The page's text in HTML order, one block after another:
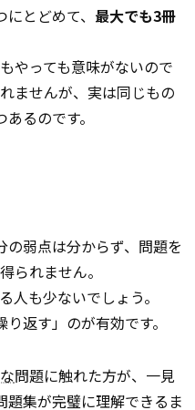
とどめて、 最大でも3冊
やっても意味がないので
ませんが、実は同じもの
るのです。
弱点は分からず、問題を
られません。
人も少ないでしょう。
返す」のが有効です。
問題に触れた方が、一見
題集が完璧に理解できるま